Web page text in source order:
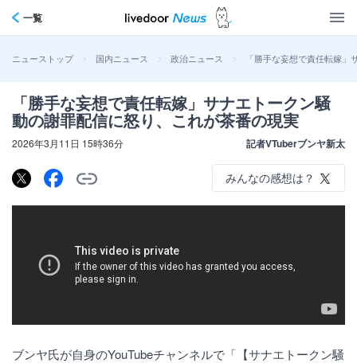
一覧
ニューストップ > 国内ニュース > 政治ニュース > 「勝手な妄想で責任転嫁
「勝手な妄想で責任転嫁」サナエトークン騒
動の謝罪配信に怒り、これが茶番の現実
2026年3月11日 15時36分 記者VTuberブンヤ新太
みんなの感想は？
ブンヤ氏が自身のYouTubeチャンネルで「【サナエトークン騒